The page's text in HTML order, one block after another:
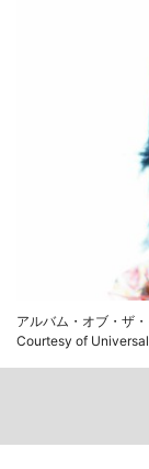
アルバム・オブ・ザ
Courtesy of